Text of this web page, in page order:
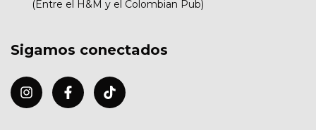
(Entre el H&M y el Colombian Pub)
Sigamos conectados